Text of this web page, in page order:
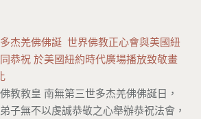
杰羌佛佛誕 世界佛教正心會與美國紐
恭祝 於美國紐約時代廣場播放致敬畫
教教皇 南無第三世多杰羌佛佛誕日，
子無不以虔誠恭敬之心舉辦恭祝法會，